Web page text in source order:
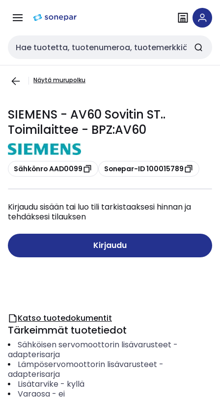
navigointiinsisältöön
Haku
Näytä murupolku
SIEMENS - AV60 Sovitin ST..
Toimilaittee - BPZ:AV60
Kopioi
Sähkönro AAD0099 Kopioi
Sonepar-ID 100015789
Kirjaudu sisään tai luo tili tarkistaaksesi hinnan ja
tehdäksesi tilauksen
Kirjaudu
Katso tuotedokumentit
Tärkeimmät tuotetiedot
Sähköisen servomoottorin lisävarusteet -
adapterisarja
Lämpöservomoottorin lisävarusteet -
adapterisarja
Lisätarvike - kyllä
Varaosa- ei